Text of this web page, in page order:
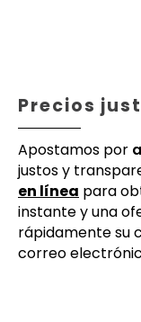
Precios
Apostamos por
justos y
en línea para
instante y una
rápidamente su
correo